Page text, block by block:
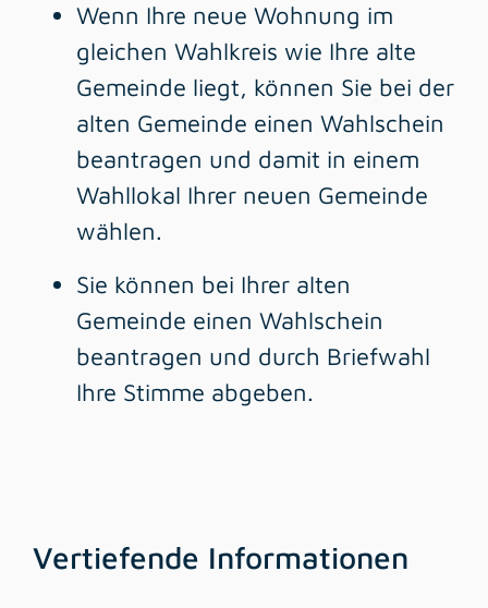
Wenn Ihre neue Wohnung im
gleichen Wahlkreis wie Ihre alte
Gemeinde liegt, können Sie bei der
alten Gemeinde einen Wahlschein
beantragen und damit in einem
Wahllokal Ihrer neuen Gemeinde
wählen.
Sie können bei Ihrer alten
Gemeinde einen Wahlschein
beantragen und durch Briefwahl
Ihre Stimme abgeben.
Vertiefende Informationen